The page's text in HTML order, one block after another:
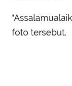
foto tersebut.